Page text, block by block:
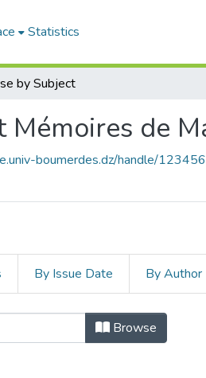
Statistics
by Subject
Mémoires de
boumerdes.dz/handle/
By Issue Date By Author
Browse